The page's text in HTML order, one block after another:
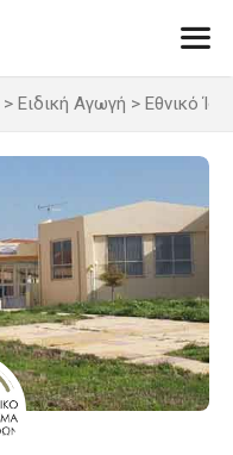
> Ειδική Αγωγή > Εθνικό